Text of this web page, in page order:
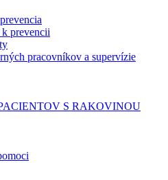
prevencii
pracovníkov a supervízie
S RAKOVINOU